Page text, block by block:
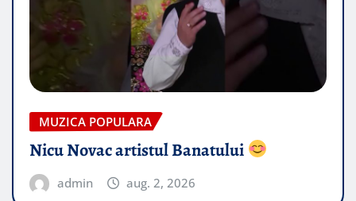
MUZICA POPULARA
Nicu Novac artistul Banatului
admin aug. 2, 2026